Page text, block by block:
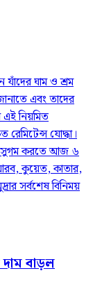
যাঁদের ঘাম ও শ্রম
এবং তাদের
নিয়মিত
যোদ্ধা।
সুগম করতে আজ ৬
কুয়েত, কাতার,
সর্বশেষ বিনিময়
বাড়ল